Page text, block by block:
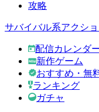
攻略
サバイバル系アクシ
配信カレンダ
新作ゲーム
おすすめ・無
ランキング
ガチャ